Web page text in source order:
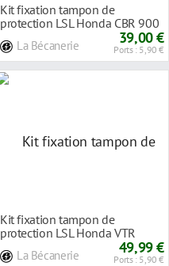
Kit fixation tampon de
protection LSL Honda CBR 900
La Bécanerie 39,00 €
Ports : 5,90 €
Kit fixation tampon de
protection LSL Honda VTR
La Bécanerie 49,99 €
Ports : 5,90 €